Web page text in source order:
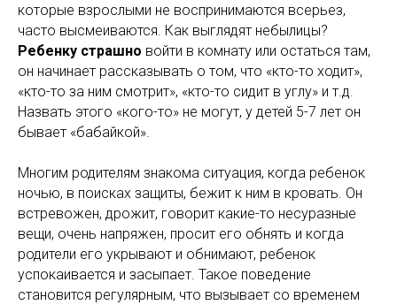
которые взрослыми не воспринимаются всерьез,
часто высмеиваются. Как выглядят небылицы?
Ребенку страшно войти в комнату или остаться там,
он начинает рассказывать о том, что «кто-то ходит»,
«кто-то за ним смотрит», «кто-то сидит в углу» и т.д.
Назвать этого «кого-то» не могут, у детей 5-7 лет он
бывает «бабайкой».
Многим родителям знакома ситуация, когда ребенок
ночью, в поисках защиты, бежит к ним в кровать. Он
встревожен, дрожит, говорит какие-то несуразные
вещи, очень напряжен, просит его обнять и когда
родители его укрывают и обнимают, ребенок
успокаивается и засыпает. Такое поведение
становится регулярным, что вызывает со временем